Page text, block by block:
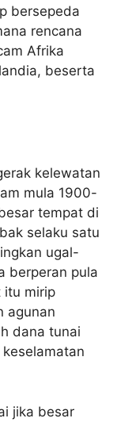
bersepeda
rencana
Afrika
beserta
kelewatan
mula 1900-
tempat di
selaku satu
ugal-
berperan pula
itu mirip
agunan
dana tunai
jika besar